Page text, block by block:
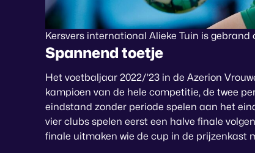
Kersvers international Alieke Tuin is
Spannend toetje
Het voetbaljaar 2022/’23 in de Azerion
kampioen van de hele competitie, de twee
eindstand zonder periode spelen aan het
vier clubs spelen eerst een halve finale
finale uitmaken wie de cup in de prijzenkast